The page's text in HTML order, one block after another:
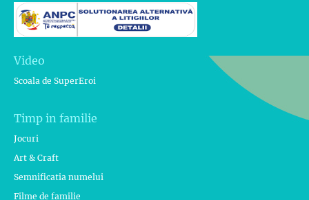
Video
Scoala de SuperEroi
Timp in familie
Jocuri
Art & Craft
Semnificatia numelui
Filme de familie